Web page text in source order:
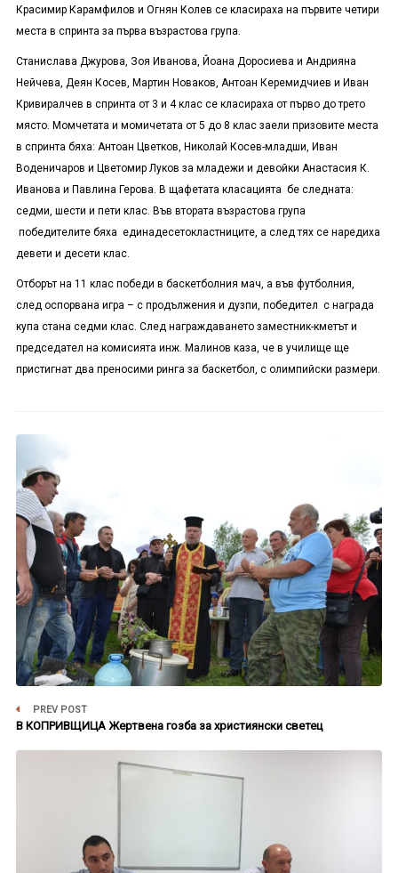
Красимир Карамфилов и Огнян Колев се класираха на първите четири
места в спринта за първа възрастова група.
Станислава Джурова, Зоя Иванова, Йоана Доросиева и Андрияна
Нейчева, Деян Косев, Мартин Новаков, Антоан Керемидчиев и Иван
Кривиралчев в спринта от 3 и 4 клас се класираха от първо до трето
място. Момчетата и момичетата от 5 до 8 клас заели призовите места
в спринта бяха: Антоан Цветков, Николай Косев-младши, Иван
Воденичаров и Цветомир Луков за младежи и девойки Анастасия К.
Иванова и Павлина Герова. В щафетата класацията бе следната:
седми, шести и пети клас. Във втората възрастова група
победителите бяха единадесетокластниците, а след тях се наредиха
девети и десети клас.
Отборът на 11 клас победи в баскетболния мач, а във футболния,
след оспорвана игра – с продължения и дузпи, победител с награда
купа стана седми клас. След награждаването заместник-кметът и
председател на комисията инж. Малинов каза, че в училище ще
пристигнат два преносими ринга за баскетбол, с олимпийски размери.
PREV POST
В КОПРИВЩИЦА Жертвена гозба за християнски светец